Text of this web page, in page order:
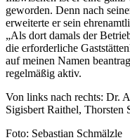
geworden. Denn nach
erweiterte er sein
„Als dort damals der
die erforderliche
auf meinen Namen
regelmäßig aktiv.
Von links nach rechts: Dr.
Sigisbert Raithel, Thorsten
Foto: Sebastian Schmälzle